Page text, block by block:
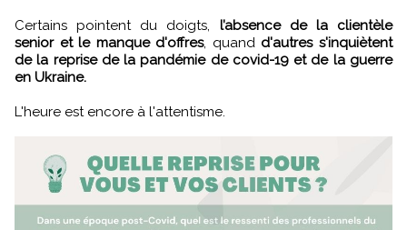
Certains pointent du doigts, l’absence de la clientèle
senior et le manque d'offres, quand d'autres s'inquiètent
de la reprise de la pandémie de covid-19 et de la guerre
en Ukraine.
L'heure est encore à l'attentisme.